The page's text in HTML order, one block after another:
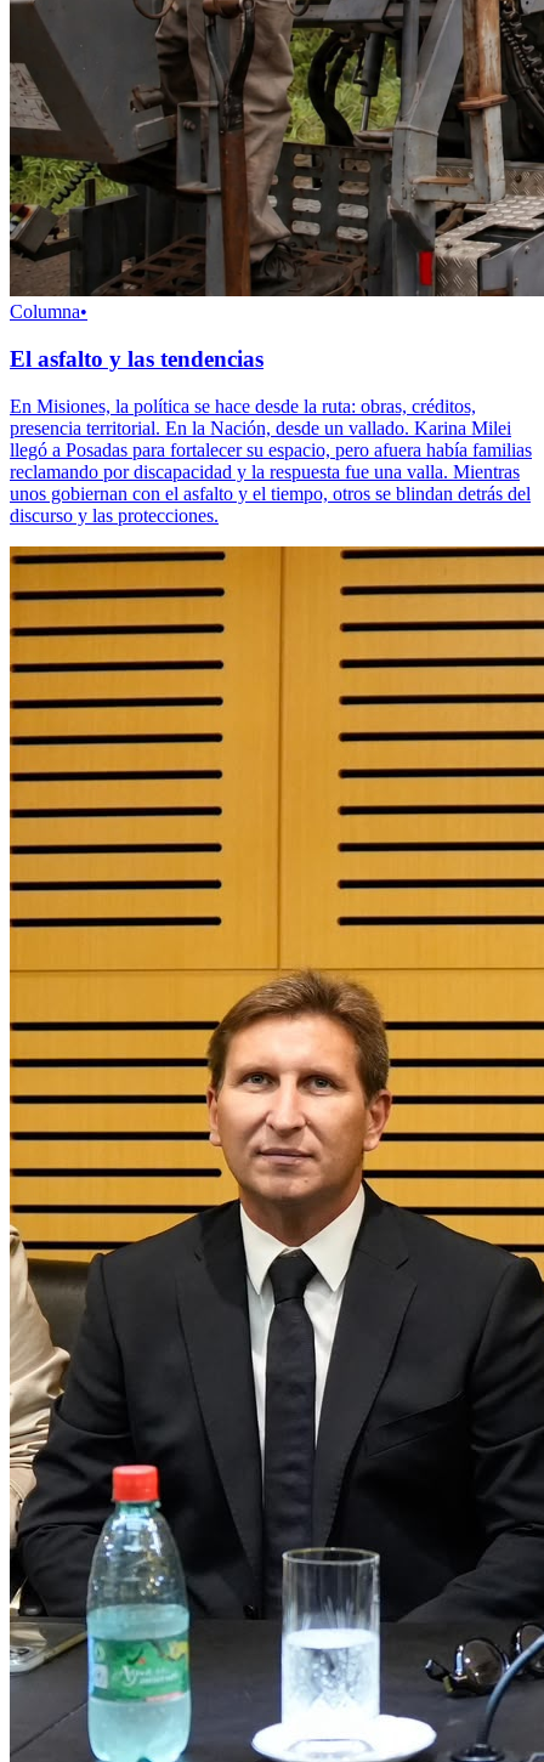
Columna•
El asfalto y las tendencias
En Misiones, la política se hace desde la ruta: obras, créditos,
presencia territorial. En la Nación, desde un vallado. Karina Milei
llegó a Posadas para fortalecer su espacio, pero afuera había familias
reclamando por discapacidad y la respuesta fue una valla. Mientras
unos gobiernan con el asfalto y el tiempo, otros se blindan detrás del
discurso y las protecciones.